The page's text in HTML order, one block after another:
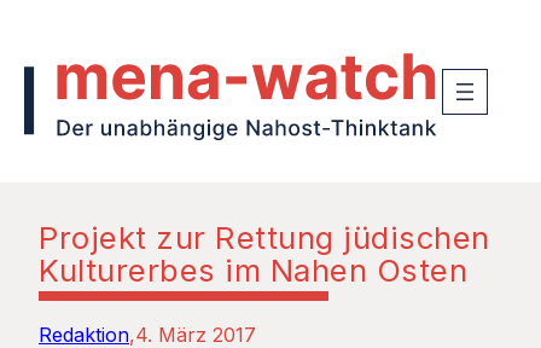
Projekt zur Rettung jüdischen
Kulturerbes im Nahen Osten
Redaktion 4. März 2017